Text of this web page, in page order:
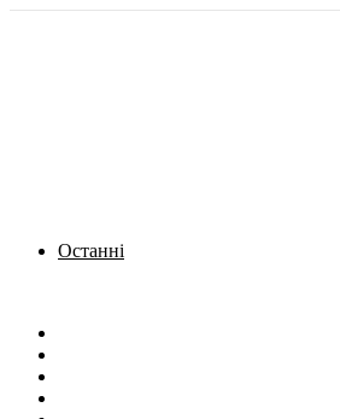
Останні